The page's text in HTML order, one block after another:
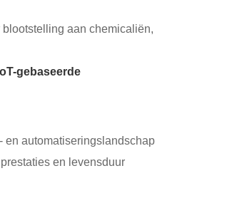
aan chemicaliën,
IoT-gebaseerde
en automatiseringslandschap
en levensduur